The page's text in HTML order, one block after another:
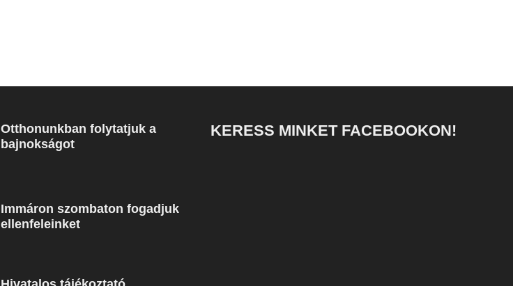
Otthonunkban folytatjuk a
bajnokságot
Immáron szombaton fogadjuk
ellenfeleinket
KERESS MINKET FACEBOOKON!